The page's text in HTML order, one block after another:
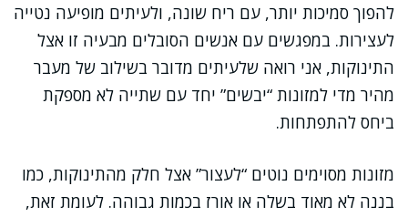
להפוך סמיכות יותר, עם ריח שונה, ולעיתים מופיעה נטייה
לעצירות. במפגשים עם אנשים הסובלים מבעיה זו אצל
התינוקות, אני רואה שלעיתים מדובר בשילוב של מעבר
מהיר מדי למזונות “יבשים” יחד עם שתייה לא מספקת
ביחס להתפתחות.
מזונות מסוימים נוטים “לעצור” אצל חלק מהתינוקות, כמו
בננה לא מאוד בשלה או אורז בכמות גבוהה. לעומת זאת,